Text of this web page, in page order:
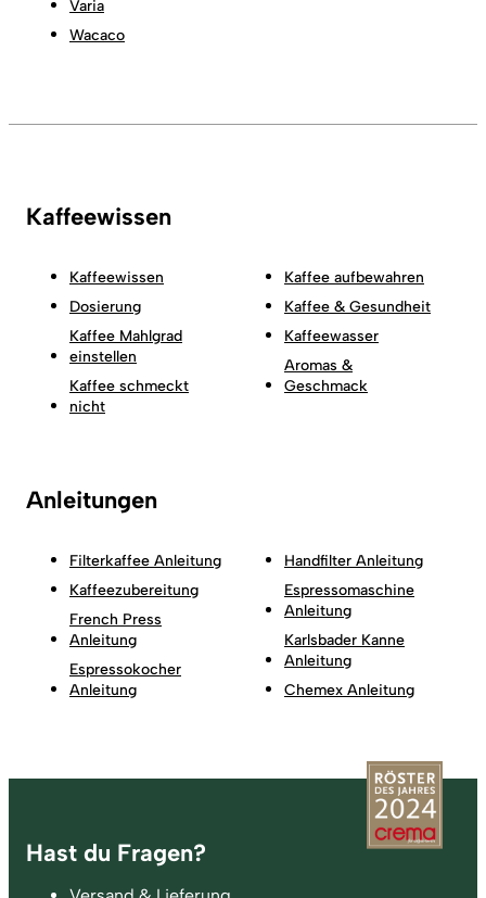
Varia
Wacaco
Kaffeewissen
Kaffeewissen
Dosierung
Kaffee Mahlgrad
einstellen
Kaffee schmeckt
nicht
Kaffee aufbewahren
Kaffee & Gesundheit
Kaffeewasser
Aromas &
Geschmack
Anleitungen
Filterkaffee Anleitung
Kaffeezubereitung
French Press
Anleitung
Espressokocher
Anleitung
Handfilter Anleitung
Espressomaschine
Anleitung
Karlsbader Kanne
Anleitung
Chemex Anleitung
Fußzeile
Hast du Fragen?